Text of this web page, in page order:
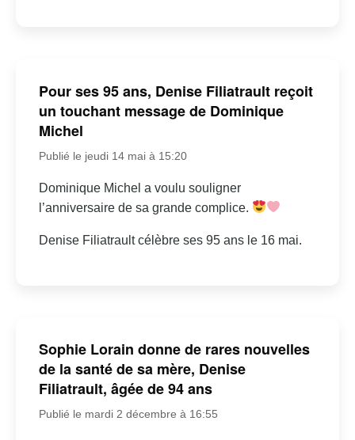
Pour ses 95 ans, Denise Filiatrault reçoit
un touchant message de Dominique
Michel
Publié le jeudi 14 mai à 15:20
Dominique Michel a voulu souligner
l’anniversaire de sa grande complice.
Denise Filiatrault célèbre ses 95 ans le 16 mai.
Sophie Lorain donne de rares nouvelles
de la santé de sa mère, Denise
Filiatrault, âgée de 94 ans
Publié le mardi 2 décembre à 16:55